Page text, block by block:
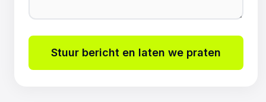
Stuur bericht en laten we praten